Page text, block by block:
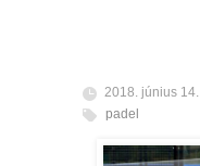
2018. június 14.
padel